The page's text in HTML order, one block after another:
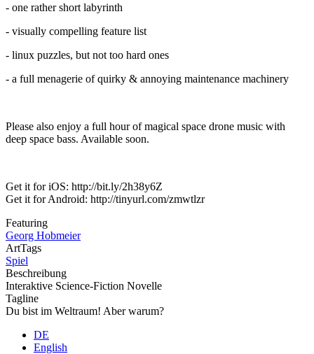
- one rather short labyrinth
- visually compelling feature list
- linux puzzles, but not too hard ones
- a full menagerie of quirky & annoying maintenance machinery
Please also enjoy a full hour of magical space drone music with
deep space bass. Available soon.
Get it for iOS: http://bit.ly/2h38y6Z
Get it for Android: http://tinyurl.com/zmwtlzr
Featuring
Georg Hobmeier
ArtTags
Spiel
Beschreibung
Interaktive Science-Fiction Novelle
Tagline
Du bist im Weltraum! Aber warum?
DE
English